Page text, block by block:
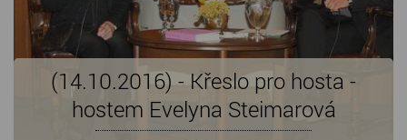
(14.10.2016) - Křeslo pro hosta -
hostem Evelyna Steimarová